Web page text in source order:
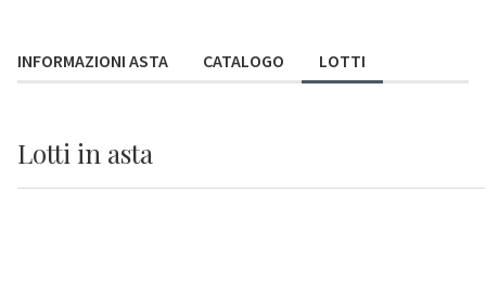
INFORMAZIONI ASTA CATALOGO LOTTI
Lotti in asta